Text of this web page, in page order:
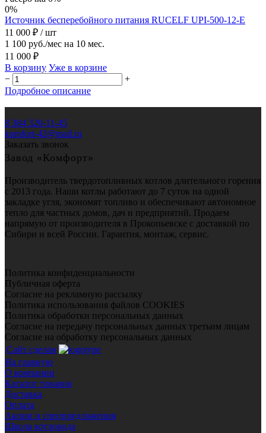
0%
Источник бесперебойного питания RUCELF UPI-500-12-E
11 000 ₽ / шт
1 100 руб./мес на 10 мес.
11 000 ₽
В корзину Уже в корзине
−
+
Подробное описание
8 384 320-11-45
komfort-42@mail.ru
Заказать звонок
Завод «Комфорт»
Производитель твердотопливных котлов длительного горения
с 2013 года. Наши котлы работают до 7 суток на одной
закладке угля, экономят топливо и обеспечивают автономное
тепло для частных домов, дач и предприятий. Продаем
напрямую от производителя в Прокопьевске с доставкой по
Сибири и всей России. Гарантия, монтаж, сервис.
Политика конфиденциальности
Публичная оферта
Согласие на рекламную рассылку
Политика использования файлов COOKIES
Политика обработки персональных данных
Согласие на передачу персональных данных третьим лицам
Согласие на обработку персональных данных
Сайт сделан
На главную
О компании
Каталог товаров
Доставка
Оплата
Акции и спецпредложения
Школа котловода